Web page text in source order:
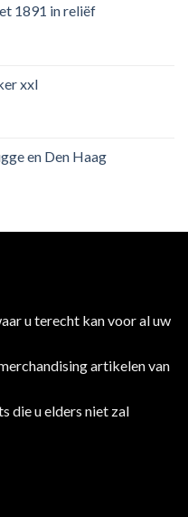
1891 in reliëf
xxl
en Den Haag
u terecht kan voor al uw
artikelen van
die u elders niet zal